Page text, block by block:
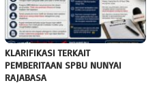
KLARIFIKASI TERKAIT
PEMBERITAAN SPBU NUNYAI
RAJABASA